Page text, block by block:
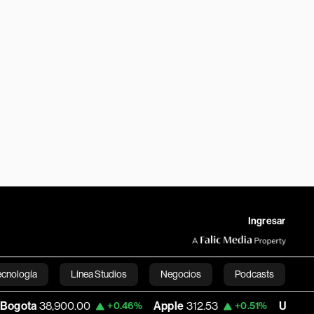
Ingresar
Línea Studios Negocios Podcasts
English+0.46% Apple 312.53 +0.51% USD COP